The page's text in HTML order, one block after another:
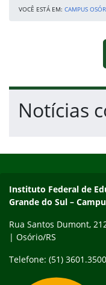
VOCÊ ESTÁ EM: CAMPUS
Fim da navegação
Início do conteúdo
Notícias
Instituto Federal de
Instituto Federal de
Grande do Sul –
Rua Santos Dumont,
| Osório/RS
Telefone: (51) 3601.3500